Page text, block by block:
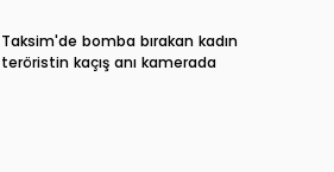
Taksim'de bomba bırakan kadın
teröristin kaçış anı kamerada